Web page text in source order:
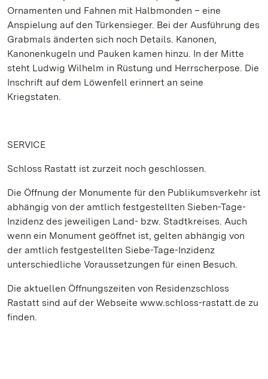
Ornamenten und Fahnen mit Halbmonden – eine
Anspielung auf den Türkensieger. Bei der Ausführung des
Grabmals änderten sich noch Details. Kanonen,
Kanonenkugeln und Pauken kamen hinzu. In der Mitte
steht Ludwig Wilhelm in Rüstung und Herrscherpose. Die
Inschrift auf dem Löwenfell erinnert an seine
Kriegstaten.
SERVICE
Schloss Rastatt ist zurzeit noch geschlossen.
Die Öffnung der Monumente für den Publikumsverkehr ist
abhängig von der amtlich festgestellten Sieben-Tage-
Inzidenz des jeweiligen Land- bzw. Stadtkreises. Auch
wenn ein Monument geöffnet ist, gelten abhängig von
der amtlich festgestellten Siebe-Tage-Inzidenz
unterschiedliche Voraussetzungen für einen Besuch.
Die aktuellen Öffnungszeiten von Residenzschloss
Rastatt sind auf der Webseite www.schloss-rastatt.de zu
finden.